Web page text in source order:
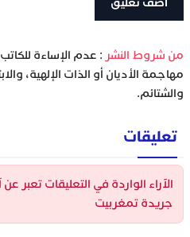
‫من شروط النشر : عدم الإساءة
مهاجمة الأديان أو الذات الإلهية،
والشتائم.
تعليقات
الآراء الواردة في التعليقات تعبر
جريدة تمغربيت